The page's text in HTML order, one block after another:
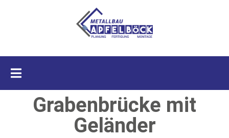
Grabenbrücke mit
Geländer